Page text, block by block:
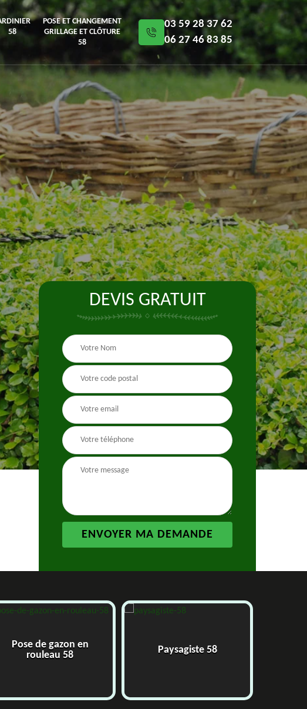
58
POSE ET CHANGEMENT
GRILLAGE ET CLÔTURE
58
03 59 28 37 62
06 27 46 83 85
DEVIS GRATUIT
Pose de gazon en
rouleau 58
Paysagiste 58